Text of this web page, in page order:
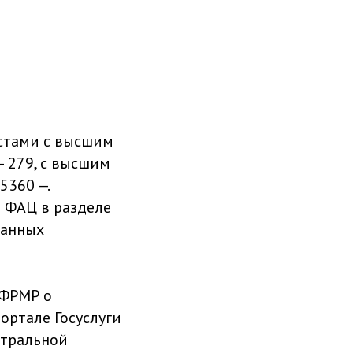
с высшим
279, с высшим
—.
ФАЦ в разделе
о
Госуслуги